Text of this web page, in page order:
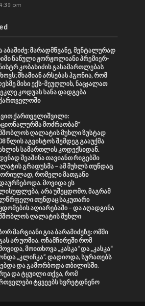
pm
აბაშიძე: მარადმწვანე, მენტალურად
ნანული ჟორჟოლიანი პრემიერ-
კობახიძის გასამართლებას
შხამიან არსებას ჰგონია, რომ
მისი ექს-მეუღლის, ნაცჯალათ
კოდუას ხანა დადგება
ქართველიშვილი:
მოძრაობამ“
ღალატის მუხლი ზუსტად
წლის აგვისტოს შემდეგ გააუქმა
სამართლის კოდექსიდან.
შეაშინა თავიანთ რიგებში
გრადუსმა – ამ მუხლს თუნდაც
რომელი მათგანი
მოვიდა ეს
არა უშეცდომო, მაგრამ
თუნდაც საკუთარი
აღიარებაში – და აღადგინა
ღალატის მუხლი
მარგიანი გია ბარამიძეზე: ომში
არ უომია. ოჩამჩირეში რომ
მოითხოვა „კასკა“ და „კასკა“
„კლიჩკა“. დადიოდა, სურათებს
და გამორბოდა თბილისში.
და ტყუილი თქვა, რომ
ტყვეებს ხვრეტდნენო